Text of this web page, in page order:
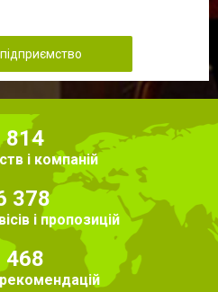
814
і компаній
378
і пропозицій
468
рекомендацій